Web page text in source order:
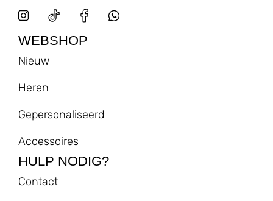
WEBSHOP
Nieuw
Heren
Gepersonaliseerd
Accessoires
HULP NODIG?
Contact